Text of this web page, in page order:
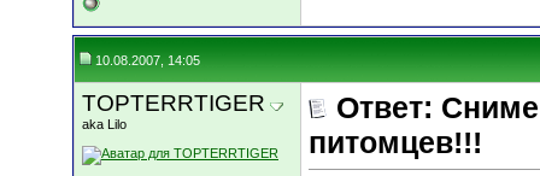
10.08.2007, 14:05
TOPTERRTIGER
aka Lilo
Ответ:
питомцев!!!